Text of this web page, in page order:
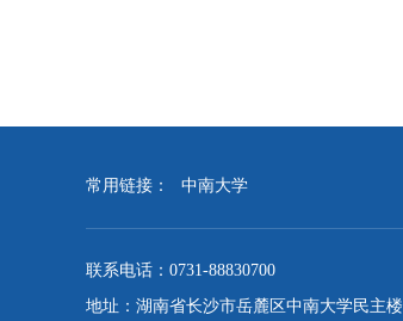
常用链接： 中南大学
联系电话：0731-88830700
地址：湖南省长沙市岳麓区中南大学民主楼